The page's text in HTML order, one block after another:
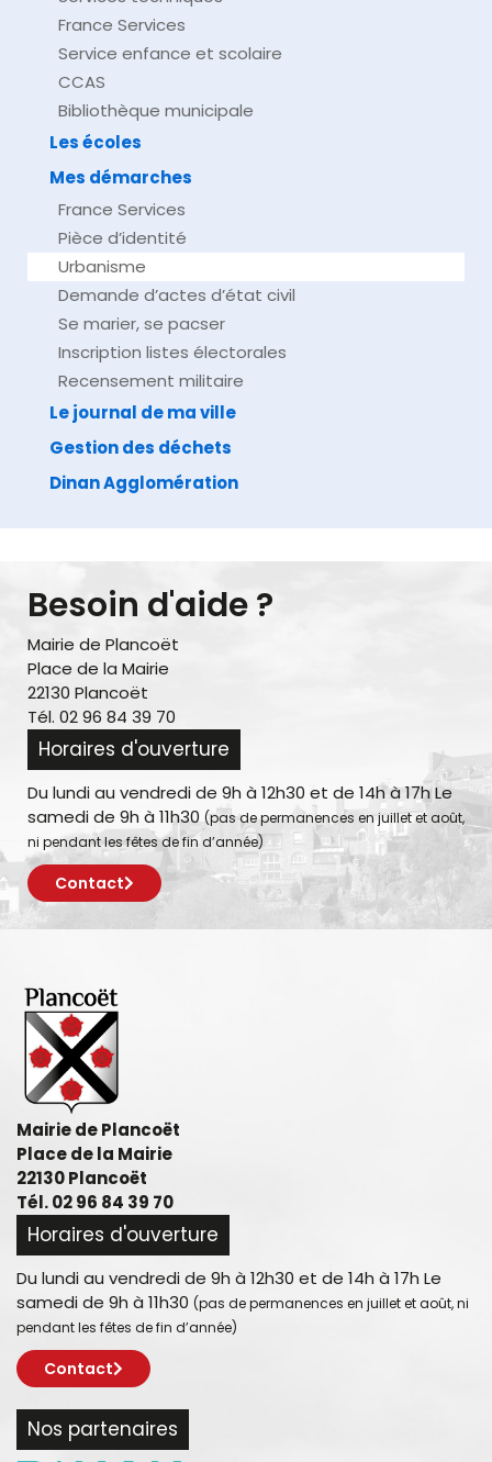
France Services
Service enfance et scolaire
CCAS
Bibliothèque municipale
Les écoles
Mes démarches
France Services
Pièce d’identité
Urbanisme
Demande d’actes d’état civil
Se marier, se pacser
Inscription listes électorales
Recensement militaire
Le journal de ma ville
Gestion des déchets
Dinan Agglomération
Besoin d'aide ?
Mairie de Plancoët
Place de la Mairie
22130 Plancoët
Tél. 02 96 84 39 70
Horaires d'ouverture
Du lundi au vendredi de 9h à 12h30 et de 14h à 17h Le
samedi de 9h à 11h30 (pas de permanences en juillet et août,
ni pendant les fêtes de fin d’année)
Contact
Mairie de Plancoët
Place de la Mairie
22130 Plancoët
Tél. 02 96 84 39 70
Horaires d'ouverture
Du lundi au vendredi de 9h à 12h30 et de 14h à 17h Le
samedi de 9h à 11h30 (pas de permanences en juillet et août, ni
pendant les fêtes de fin d’année)
Contact
Nos partenaires